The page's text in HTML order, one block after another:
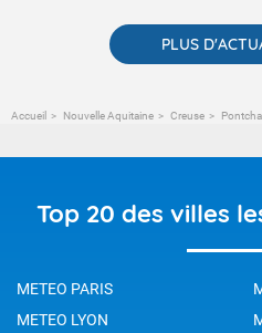
PLUS
Accueil Nouvelle Aquitaine Creuse
Top 20 des villes
METEO PARIS
METEO LYON